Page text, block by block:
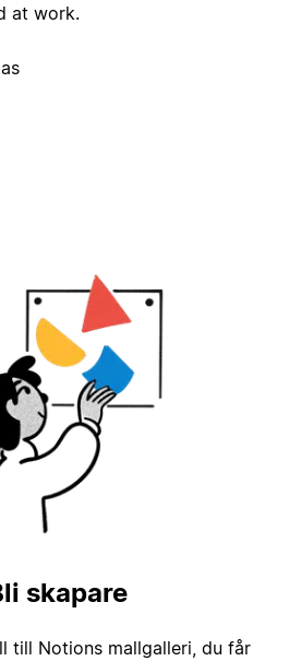
at work.
skapare
till Notions mallgalleri, du får